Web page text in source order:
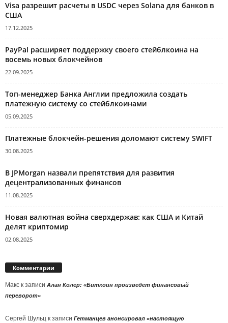
Visa разрешит расчеты в USDC через Solana для банков в
США
17.12.2025
PayPal расширяет поддержку своего стейблкоина на
восемь новых блокчейнов
22.09.2025
Топ-менеджер Банка Англии предложила создать
платежную систему со стейблкоинами
05.09.2025
Платежные блокчейн-решения доломают систему SWIFT
30.08.2025
В JPMorgan назвали препятствия для развития
децентрализованных финансов
11.08.2025
Новая валютная война сверхдержав: как США и Китай
делят криптомир
02.08.2025
Комментарии
Макс к записи Алан Колер: «Биткоин произведет финансовый
переворот»
Сергей Шульц к записи Гетманцев анонсировал «настоящую